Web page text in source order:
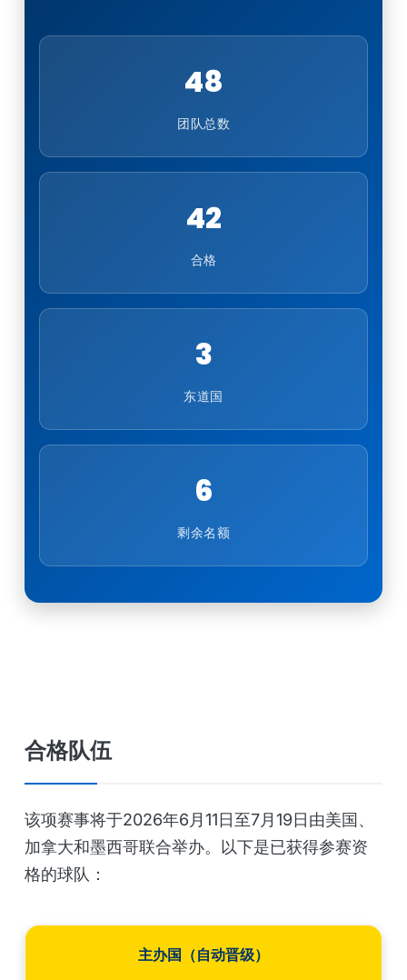
48
团队总数
42
合格
3
东道国
6
剩余名额
合格队伍
该项赛事将于2026年6月11日至7月19日由美国、
加拿大和墨西哥联合举办。以下是已获得参赛资
格的球队：
主办国（自动晋级）